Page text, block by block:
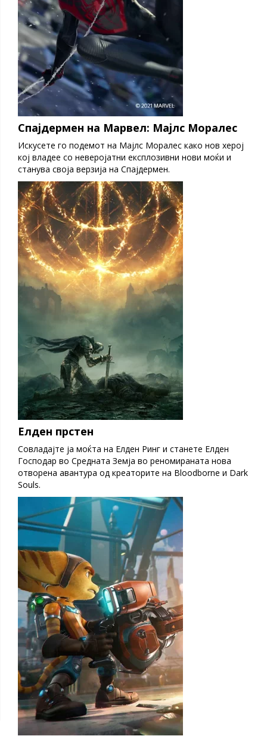
Спајдермен на Марвел: Мајлс Моралес
Искусете го подемот на Мајлс Моралес како нов херој
кој владее со неверојатни експлозивни нови моќи и
станува своја верзија на Спајдермен.
Елден прстен
Совладајте ја моќта на Елден Ринг и станете Елден
Господар во Средната Земја во реномираната нова
отворена авантура од креаторите на Bloodborne и Dark
Souls.